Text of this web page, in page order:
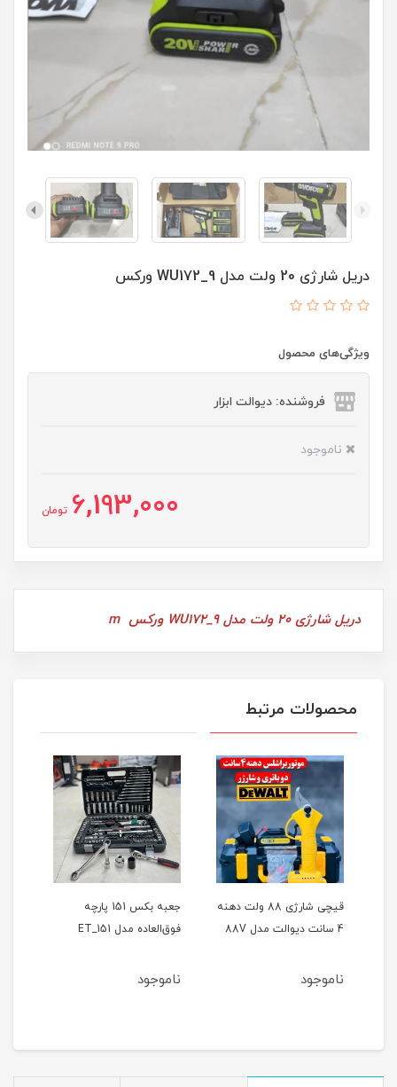
دریل شارژی 20 ولت مدل WU172_9 ورکس
ویژگی‌های محصول
فروشنده: دیوالت ابزار
ناموجود
6,193,000 تومان
دریل شارژی 20 ولت مدل WU172_9 ورکس m
محصولات مرتبط
قیچی شارژی 88 ولت دهنه
4 سانت دیوالت مدل 88V
ناموجود
جعبه بکس 151 پارچه
فوق‌العاده مدل ET_151
ناموجود